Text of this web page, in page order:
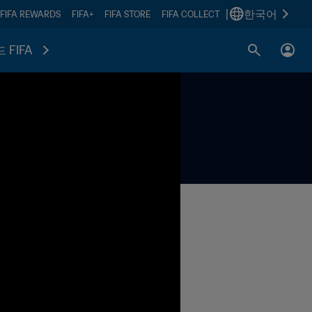
FIFA REWARDS FIFA+ FIFA STORE FIFA COLLECT 한국어
FIFA